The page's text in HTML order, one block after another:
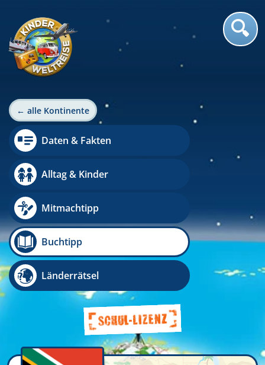
← alle Kontinente
Daten & Fakten
Alltag & Kinder
Mitmachtipp
Buchtipp
Länderrätsel